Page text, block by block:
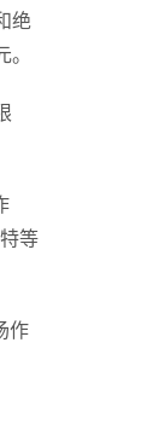
绝
等
作